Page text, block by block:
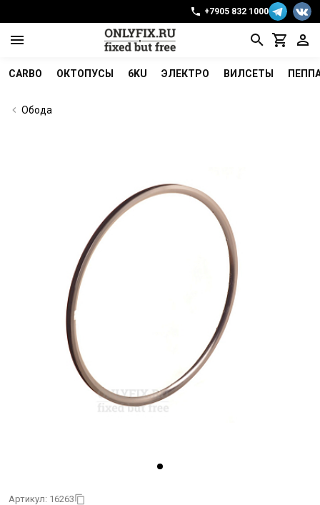
+7905 832 1000
CARBO ОКТОПУСЫ 6KU ЭЛЕКТРО ВИЛСЕТЫ
Обода
Артикул: 16263